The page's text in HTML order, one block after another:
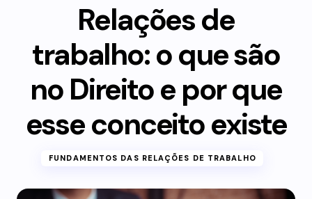
Relações de
trabalho: o que são
no Direito e por que
esse conceito existe
FUNDAMENTOS DAS RELAÇÕES DE TRABALHO